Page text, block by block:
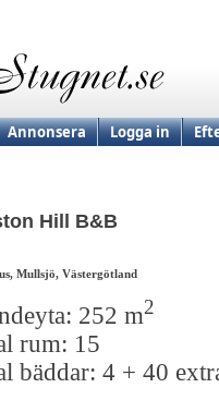
Annonsera Logga in
Hill B&B
Mullsjö, Västergötland
252 m2
rum: 15
bäddar: 4 + 40